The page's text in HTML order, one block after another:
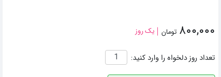
۸۰۰,۰۰۰ تومان یک روز
تعداد روز دلخواه را وارد کنید: